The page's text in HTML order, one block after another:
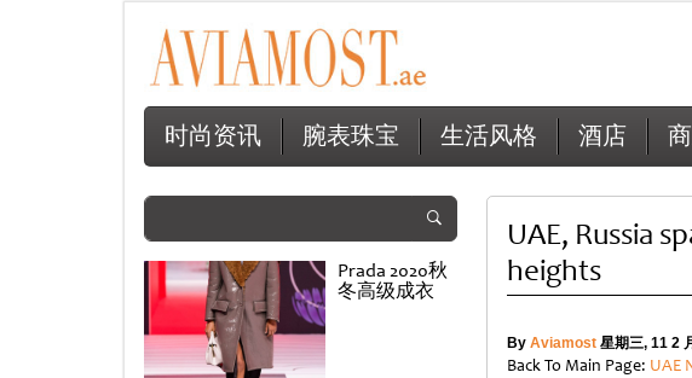
时尚资讯 腕表珠宝 生活风格 酒店
Prada 2020秋
冬高级成衣
UAE, Russia
heights
By Aviamost星期三, 11 2
Back To Main Page: UAE